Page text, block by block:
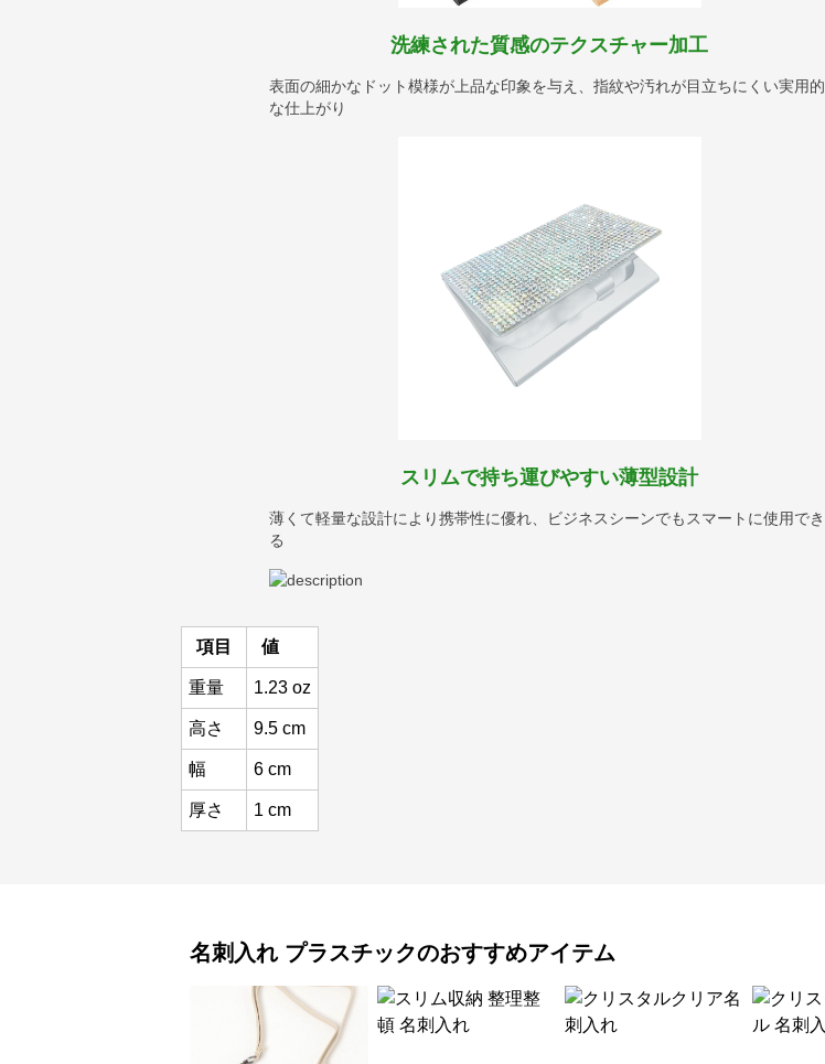
洗練された質感のテクスチャー加工
表面の細かなドット模様が上品な印象を与え、指紋や汚れが目立ちにくい実用的
な仕上がり
スリムで持ち運びやすい薄型設計
薄くて軽量な設計により携帯性に優れ、ビジネスシーンでもスマートに使用でき
る
項目 値
重量 1.23 oz
高さ 9.5 cm
幅 6 cm
厚さ 1 cm